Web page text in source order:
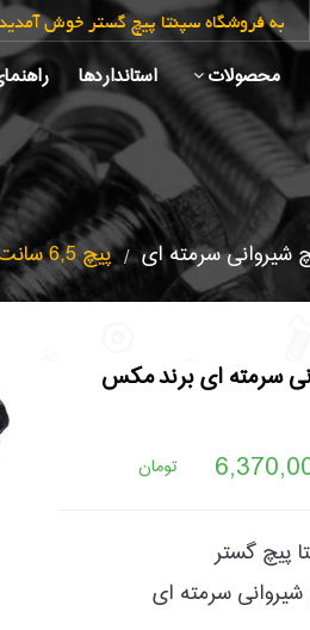
به فروشگاه سپنتا پیچ گستر خوش
محصولات استانداردها
شیروانی سرمته ای پیچ 6,5 سانت شیروانی سرمته ای برند مکس
تومان
پیچ گستر
شیروانی سرمته ای